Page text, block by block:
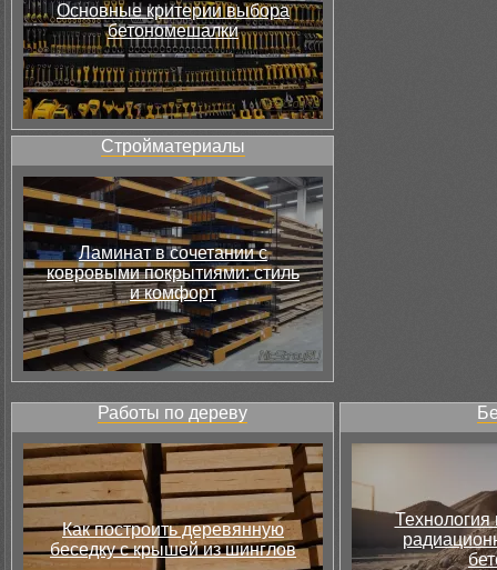
Основные критерии выбора
бетономешалки
Стройматериалы
Ламинат в сочетании с
ковровыми покрытиями: стиль
и комфорт
Работы по дереву
Как построить деревянную
беседку с крышей из шинглов
Технология